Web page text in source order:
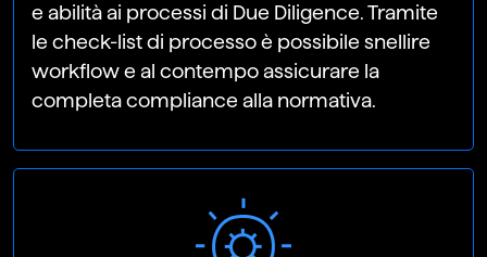
e abilità ai processi di Due Diligence. Tramite
le check-list di processo è possibile snellire
workflow e al contempo assicurare la
completa compliance alla normativa.